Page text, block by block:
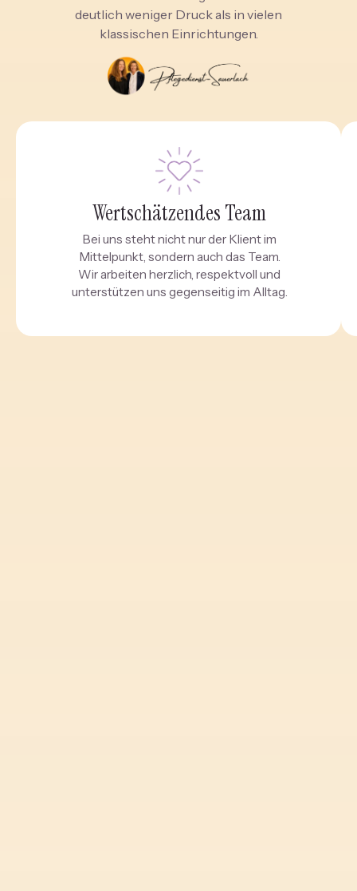
deutlich weniger Druck als in vielen
klassischen Einrichtungen.
Wertschätzendes Team
Bei uns steht nicht nur der Klient im
Mittelpunkt, sondern auch das Team.
Wir arbeiten herzlich, respektvoll und
unterstützen uns gegenseitig im Alltag.